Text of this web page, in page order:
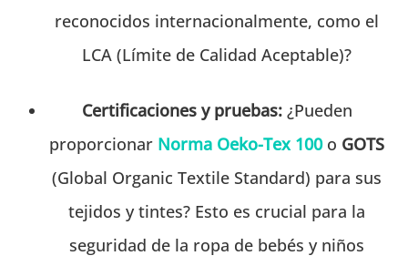
reconocidos internacionalmente, como el
LCA (Límite de Calidad Aceptable)?
Certificaciones y pruebas:¿Pueden
proporcionar Norma Oeko-Tex 100o GOTS
(Global Organic Textile Standard) para sus
tejidos y tintes? Esto es crucial para la
seguridad de la ropa de bebés y niños